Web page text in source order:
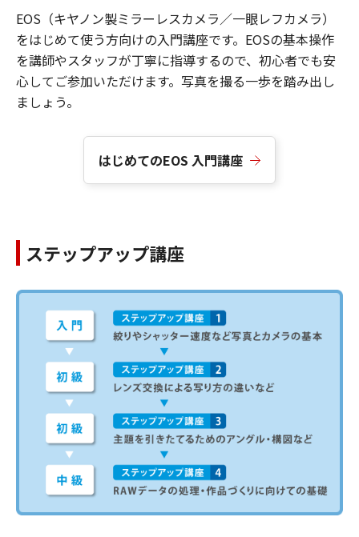
EOS（キヤノン製ミラーレスカメラ／一眼レフカメラ）
をはじめて使う方向けの入門講座です。EOSの基本操作
を講師やスタッフが丁寧に指導するので、初心者でも安
心してご参加いただけます。写真を撮る一歩を踏み出し
ましょう。
はじめてのEOS 入門講座
ステップアップ講座